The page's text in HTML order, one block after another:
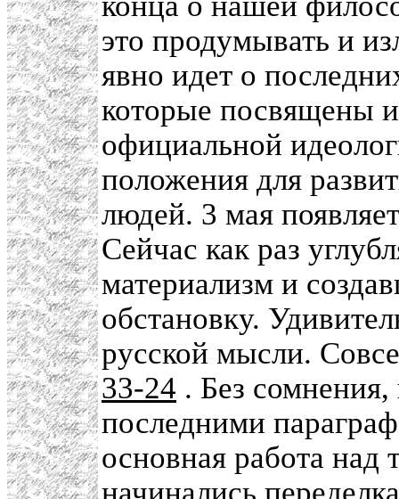
это продумывать и
явно идет о
которые посвящены
официальной
положения для
людей. 3 мая
Сейчас как раз
материализм и
обстановку.
русской мысли.
33-24 . Без
последними
основная работа над